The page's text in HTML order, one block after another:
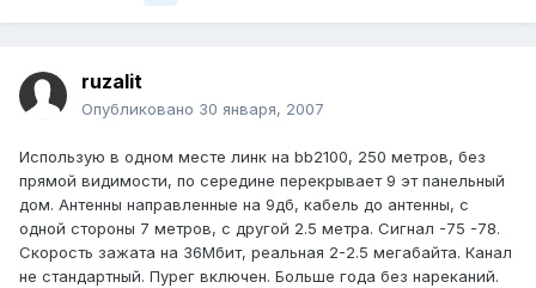
ruzalit
Опубликовано 30 января, 2007
Использую в одном месте линк на bb2100, 250 метров, без
прямой видимости, по середине перекрывает 9 эт панельный
дом. Антенны направленные на 9дб, кабель до антенны, с
одной стороны 7 метров, с другой 2.5 метра. Сигнал -75 -78.
Скорость зажата на 36Мбит, реальная 2-2.5 мегабайта. Канал
не стандартный. Пурег включен. Больше года без нареканий.